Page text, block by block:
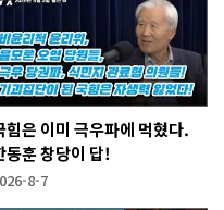
힘은 이미 극우파에 먹혔다.
동훈 창당이 답!
8-7